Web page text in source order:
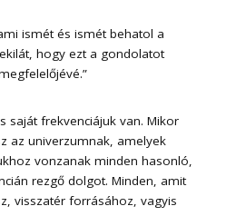
ismét és ismét behatol a
hogy ezt a gondolatot
saját frekvenciájuk van. Mikor
az univerzumnak, amelyek
vonzanak minden hasonló,
rezgő dolgot. Minden, amit
visszatér forrásához, vagyis